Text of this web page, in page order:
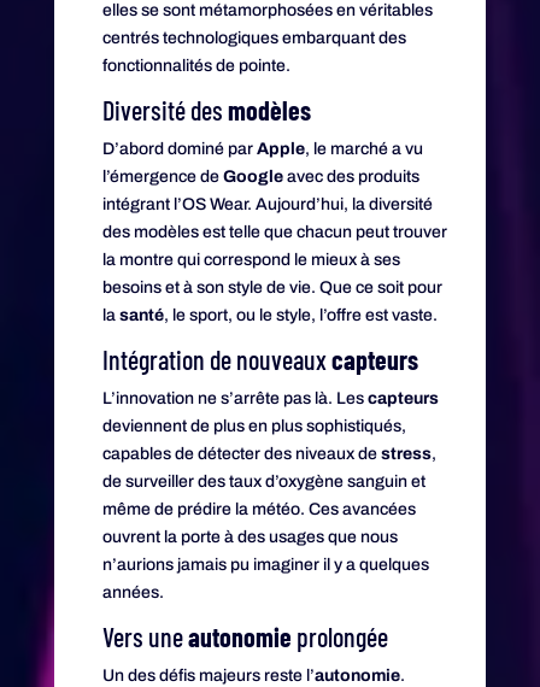
elles se sont métamorphosées en véritables
centrés technologiques embarquant des
fonctionnalités de pointe.
Diversité desmodèles
D’abord dominé par Apple, le marché a vu
l’émergence de Googleavec des produits
intégrant l’OS Wear. Aujourd’hui, la diversité
des modèles est telle que chacun peut trouver
la montre qui correspond le mieux à ses
besoins et à son style de vie. Que ce soit pour
la santé, le sport, ou le style, l’offre est vaste.
Intégration de nouveauxcapteurs
L’innovation ne s’arrête pas là. Les capteurs
deviennent de plus en plus sophistiqués,
capables de détecter des niveaux de stress,
de surveiller des taux d’oxygène sanguin et
même de prédire la météo. Ces avancées
ouvrent la porte à des usages que nous
n’aurions jamais pu imaginer il y a quelques
années.
Vers uneautonomie prolongée
Un des défis majeurs reste l’autonomie.